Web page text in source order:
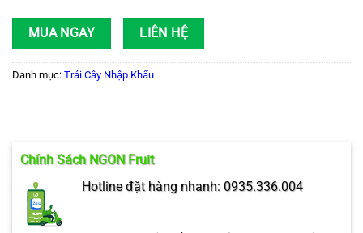
MUA NGAY LIÊN HỆ
Danh mục: Trái Cây Nhập Khẩu
Chính Sách NGON Fruit
Hotline đặt hàng nhanh: 0935.336.004